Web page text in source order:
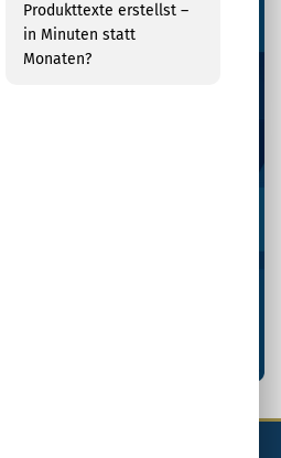
Produkttexte erstellst –
in Minuten statt
Monaten?